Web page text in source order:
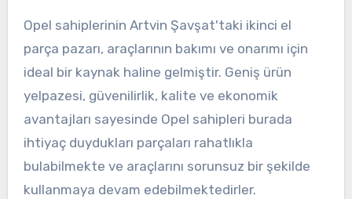
Opel sahiplerinin Artvin Şavşat'taki ikinci el
parça pazarı, araçlarının bakımı ve onarımı için
ideal bir kaynak haline gelmiştir. Geniş ürün
yelpazesi, güvenilirlik, kalite ve ekonomik
avantajları sayesinde Opel sahipleri burada
ihtiyaç duydukları parçaları rahatlıkla
bulabilmekte ve araçlarını sorunsuz bir şekilde
kullanmaya devam edebilmektedirler.